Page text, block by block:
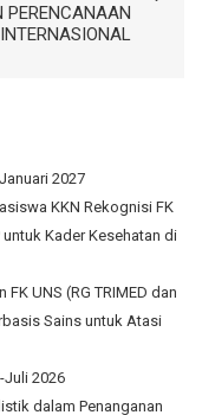
2027
KKN Rekognisi FK
untuk Kader Kesehatan di
UNS (RG TRIMED dan
Sains untuk Atasi
Juli 2026
dalam Penanganan